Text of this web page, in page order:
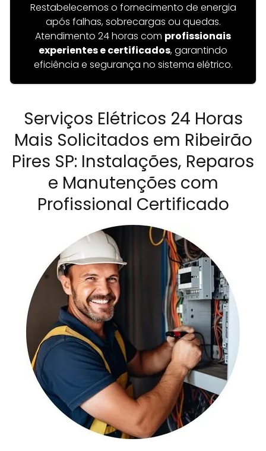
Restabelecemos o fornecimento de energia
após falhas, sobrecargas ou quedas.
Atendimento 24 horas com profissionais
experientes e certificados, garantindo
eficiência e segurança no sistema elétrico.
Serviços Elétricos 24 Horas
Mais Solicitados em Ribeirão
Pires SP: Instalações, Reparos
e Manutenções com
Profissional Certificado